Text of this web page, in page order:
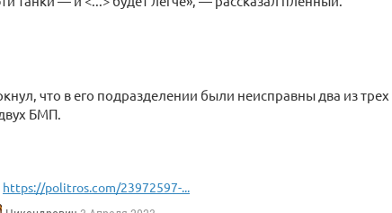
что в его подразделении были неисправны два из
БМП.
https://politros.com/23972597-...